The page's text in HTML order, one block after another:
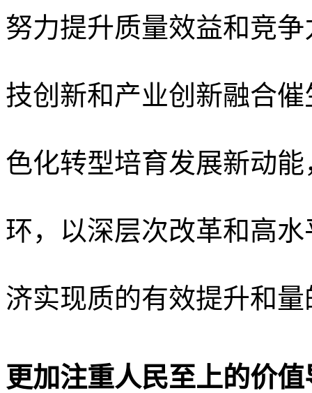
努力提升质量效益和竞
技创新和产业创新融合
色化转型培育发展新动
环，以深层次改革和高
济实现质的有效提升和
更加注重人民至上的价值